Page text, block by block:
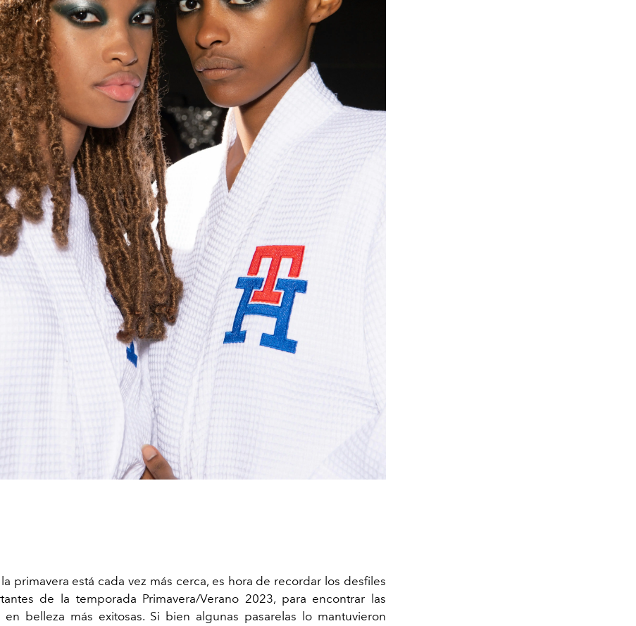
primavera está cada vez más cerca, es hora de recordar los desfiles
de la temporada Primavera/Verano 2023, para encontrar las
en belleza más exitosas. Si bien algunas pasarelas lo mantuvieron